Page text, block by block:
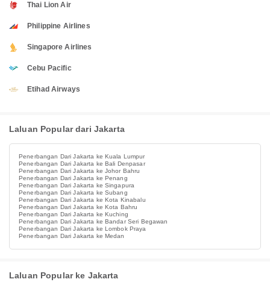
Thai Lion Air
Philippine Airlines
Singapore Airlines
Cebu Pacific
Etihad Airways
Laluan Popular dari Jakarta
Penerbangan Dari Jakarta ke Kuala Lumpur
Penerbangan Dari Jakarta ke Bali Denpasar
Penerbangan Dari Jakarta ke Johor Bahru
Penerbangan Dari Jakarta ke Penang
Penerbangan Dari Jakarta ke Singapura
Penerbangan Dari Jakarta ke Subang
Penerbangan Dari Jakarta ke Kota Kinabalu
Penerbangan Dari Jakarta ke Kota Bahru
Penerbangan Dari Jakarta ke Kuching
Penerbangan Dari Jakarta ke Bandar Seri Begawan
Penerbangan Dari Jakarta ke Lombok Praya
Penerbangan Dari Jakarta ke Medan
Laluan Popular ke Jakarta